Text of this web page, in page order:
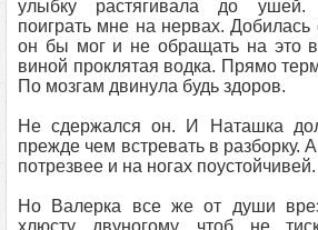
улыбку растягивала до
поиграть мне на нервах. Добилась
он бы мог и не обращать на это
виной проклятая водка. Прямо
По мозгам двинула будь здоров.
Не сдержался он. И Наташка
прежде чем встревать в разборку.
потрезвее и на ногах поустойчивей.
Но Валерка все же от души
хлюсту двуногому, чтоб не